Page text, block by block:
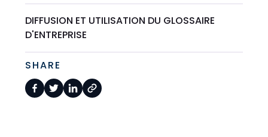
DIFFUSION ET UTILISATION DU GLOSSAIRE
D'ENTREPRISE
SHARE